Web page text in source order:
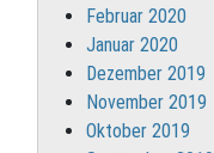
Februar 2020
Januar 2020
Dezember 2019
November 2019
Oktober 2019